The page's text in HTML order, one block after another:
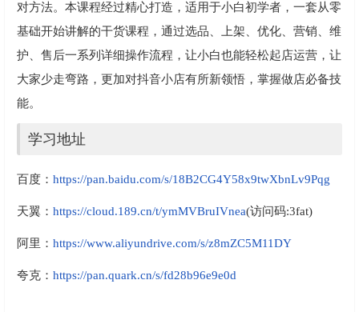
对方法。本课程经过精心打造，适用于小白初学者，一套从零
基础开始讲解的干货课程，通过选品、上架、优化、营销、维
护、售后一系列详细操作流程，让小白也能轻松起店运营，让
大家少走弯路，更加对抖音小店有所新领悟，掌握做店必备技
能。
学习地址
百度： https://pan.baidu.com/s/18B2CG4Y58x9twXbnLv9Pqg
天翼： https://cloud.189.cn/t/ymMVBruIVnea(访问码:3fat)
阿里： https://www.aliyundrive.com/s/z8mZC5M11DY
夸克： https://pan.quark.cn/s/fd28b96e9e0d